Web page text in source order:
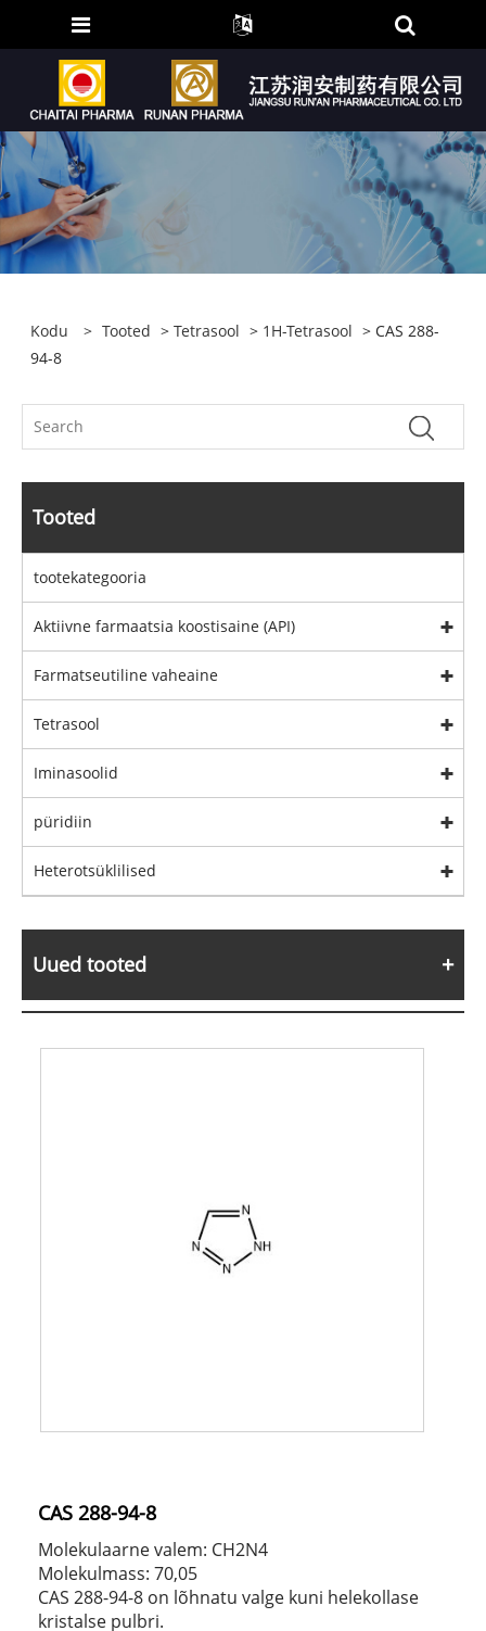
Kodu > Tooted >Tetrasool > 1H-Tetrasool > CAS 288-
94-8
Tooted
tootekategooria
Aktiivne farmaatsia koostisaine (API)
Farmatseutiline vaheaine
Tetrasool
Iminasoolid
püridiin
Heterotsüklilised
Uued tooted
CAS 288-94-8
Molekulaarne valem: CH2N4
Molekulmass: 70,05
CAS 288-94-8 on lõhnatu valge kuni helekollase
kristalse pulbri.